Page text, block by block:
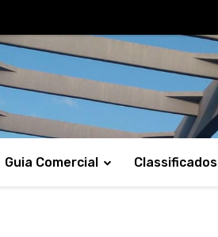
Guia Comercial Classificados